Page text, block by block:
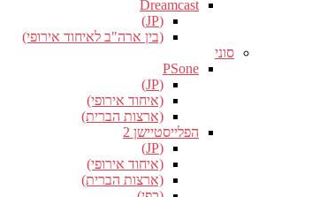
Dreamcast
(JP)
(בין ארה"ב לאיחוד אירופי)
סוני
PSone
(JP)
(איחוד אירופי)
(ארצות הברית)
הפלייסטיישן 2
(JP)
(איחוד אירופי)
(ארצות הברית)